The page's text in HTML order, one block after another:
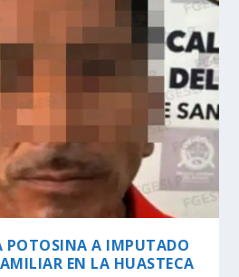
POTOSINA A IMPUTADO
EN LA HUASTECA